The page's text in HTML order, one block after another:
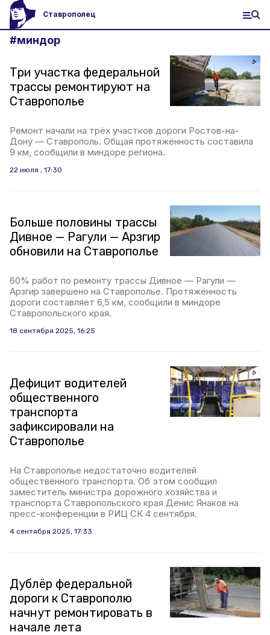
Ставрополец
#миндор
Три участка федеральной
трассы ремонтируют на
Ставрополье
Ремонт начали на трёх участков дороги Ростов-на-
Дону — Ставрополь. Общая протяжённость составила
9 км, сообщили в миндоре региона.
22 июля , 17:30
Больше половины трассы
Дивное — Рагули — Арзгир
обновили на Ставрополье
60% работ по ремонту трассы Дивное — Рагули —
Арзгир завершено на Ставрополье. Протяжённость
дороги составляет 6,5 км, сообщили в миндоре
Ставропольского края.
18 сентября 2025, 16:25
Дефицит водителей
общественного
транспорта
зафиксировали на
Ставрополье
На Ставрополье недостаточно водителей
общественного транспорта. Об этом сообщил
заместитель министра дорожного хозяйства и
транспорта Ставропольского края Денис Янаков на
пресс-конференции в РИЦ СК 4 сентября.
4 сентября 2025, 17:33
Дублёр федеральной
дороги к Ставрополю
начнут ремонтировать в
начале лета